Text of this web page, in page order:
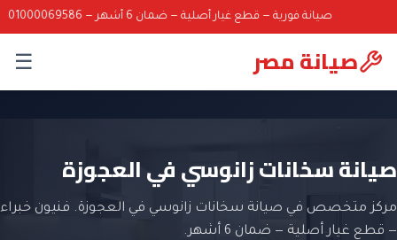
صيانة فورية — قطع غيار أصلية — ضمان 6 أشهر — 01000069586
صيانة مصر ☰
صيانة سخانات زانوسي في العجوزة
مركز متخصص في صيانة سخانات زانوسي في العجوزة. فنيون خبراء
— قطع غيار أصلية — ضمان 6 أشهر.